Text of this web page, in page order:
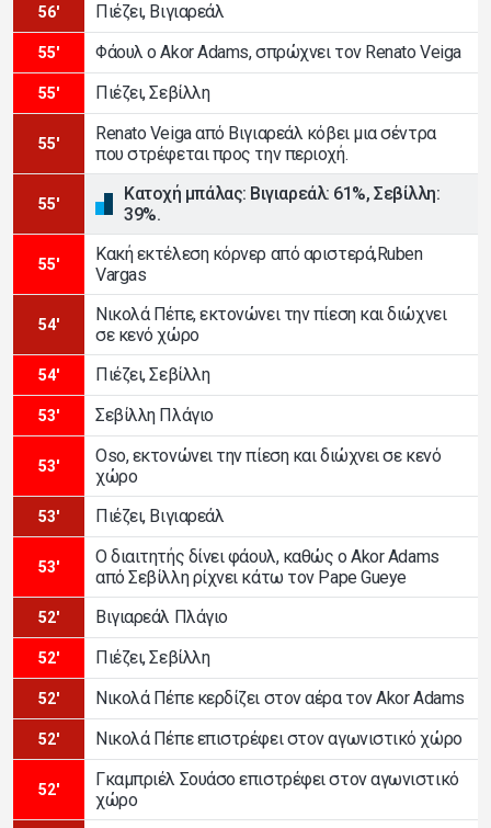
56' Πιέζει, Βιγιαρεάλ
55' Φάουλ ο Akor Adams, σπρώχνει τον Renato Veiga
55' Πιέζει, Σεβίλλη
55'
Renato Veiga από Βιγιαρεάλ κόβει μια σέντρα
που στρέφεται προς την περιοχή.
55'
Κατοχή μπάλας: Βιγιαρεάλ: 61%, Σεβίλλη:
39%.
55'
Κακή εκτέλεση κόρνερ από αριστερά,Ruben
Vargas
54'
Νικολά Πέπε, εκτονώνει την πίεση και διώχνει
σε κενό χώρο
54' Πιέζει, Σεβίλλη
53' Σεβίλλη Πλάγιο
53'
Oso, εκτονώνει την πίεση και διώχνει σε κενό
χώρο
53' Πιέζει, Βιγιαρεάλ
53'
Ο διαιτητής δίνει φάουλ, καθώς ο Akor Adams
από Σεβίλλη ρίχνει κάτω τον Pape Gueye
52' Βιγιαρεάλ Πλάγιο
52' Πιέζει, Σεβίλλη
52' Νικολά Πέπε κερδίζει στον αέρα τον Akor Adams
52' Νικολά Πέπε επιστρέφει στον αγωνιστικό χώρο
52'
Γκαμπριέλ Σουάσο επιστρέφει στον αγωνιστικό
χώρο